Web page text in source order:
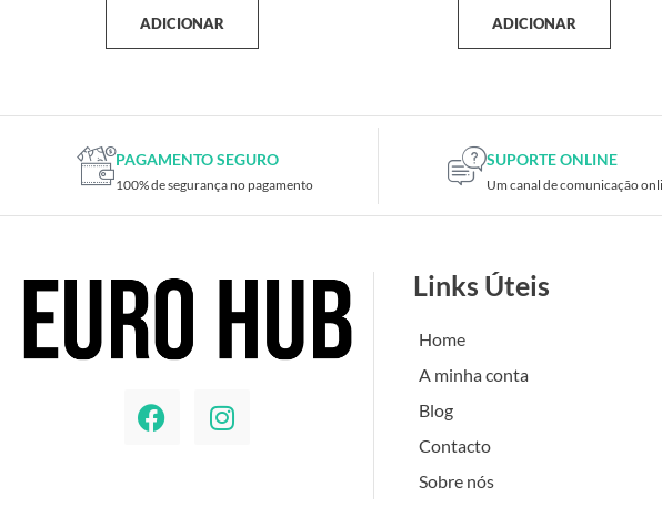
ADICIONAR ADICIONAR
PAGAMENTO SEGURO
100% de segurança no pagamento
SUPORTE ONLINE
Um canal de comunicação
Links Úteis
Home
A minha conta
Blog
Contacto
Sobre nós